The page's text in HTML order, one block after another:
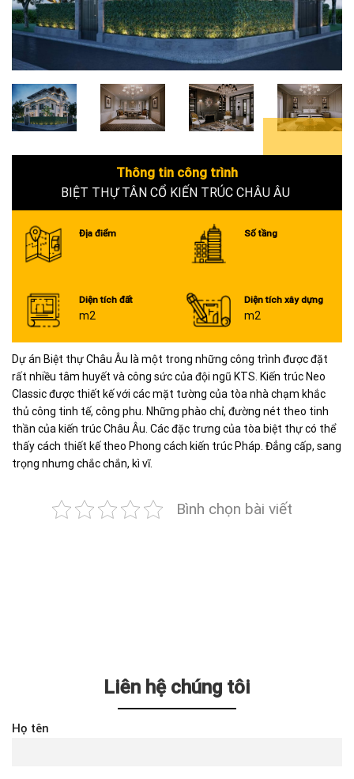
Thông tin công trình
BIỆT THỰ TÂN CỔ KIẾN TRÚC CHÂU ÂU
Địa điểm Số tầng
Diện tích đất
m2
Diện tích xây dựng
m2
Dự án Biệt thự Châu Âu là một trong những công trình được đặt
rất nhiều tâm huyết và công sức của đội ngũ KTS. Kiến trúc Neo
Classic được thiết kế với các mặt tường của tòa nhà chạm khắc
thủ công tinh tế, công phu. Những phào chỉ, đường nét theo tinh
thần của kiến trúc Châu Âu. Các đặc trưng của tòa biệt thự có thể
thấy cách thiết kế theo Phong cách kiến trúc Pháp. Đẳng cấp, sang
trọng nhưng chắc chắn, kì vĩ.
Bình chọn bài viết
Liên hệ chúng tôi
Họ tên